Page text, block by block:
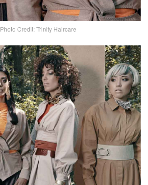
Photo Credit: Trinity Haircare